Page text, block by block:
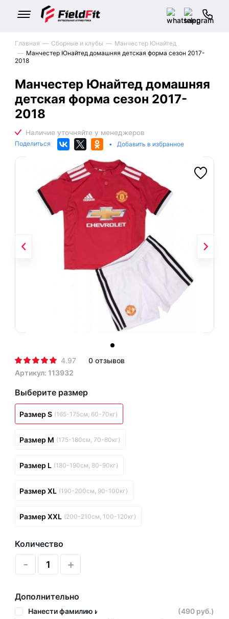
Главная Сборные и клубы
Манчестер Юнайтед
Манчестер Юнайтед домашняя детская форма сезон 2017-
2018
Манчестер Юнайтед домашняя
детская форма сезон 2017-
2018
Поделиться • Добавить в избранное
4.97
0 отзывов
Артикул: 113932
Выберите размер
Размер S (165-175см, 60-70кг)
Размер M (175-180см, 70-80кг)
Размер L (180-190см, 80-90кг)
Размер XL (190-200см, 90-100кг)
Размер XXL (200-210см, 100-120кг)
Количество
- +
Дополнительно
Нанести фамилию и номер (490 руб.)